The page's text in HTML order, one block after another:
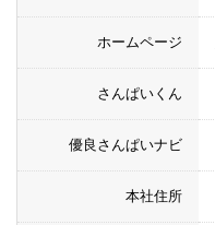
ホームページ
さんぱいくん
優良さんぱいナビ
本社住所